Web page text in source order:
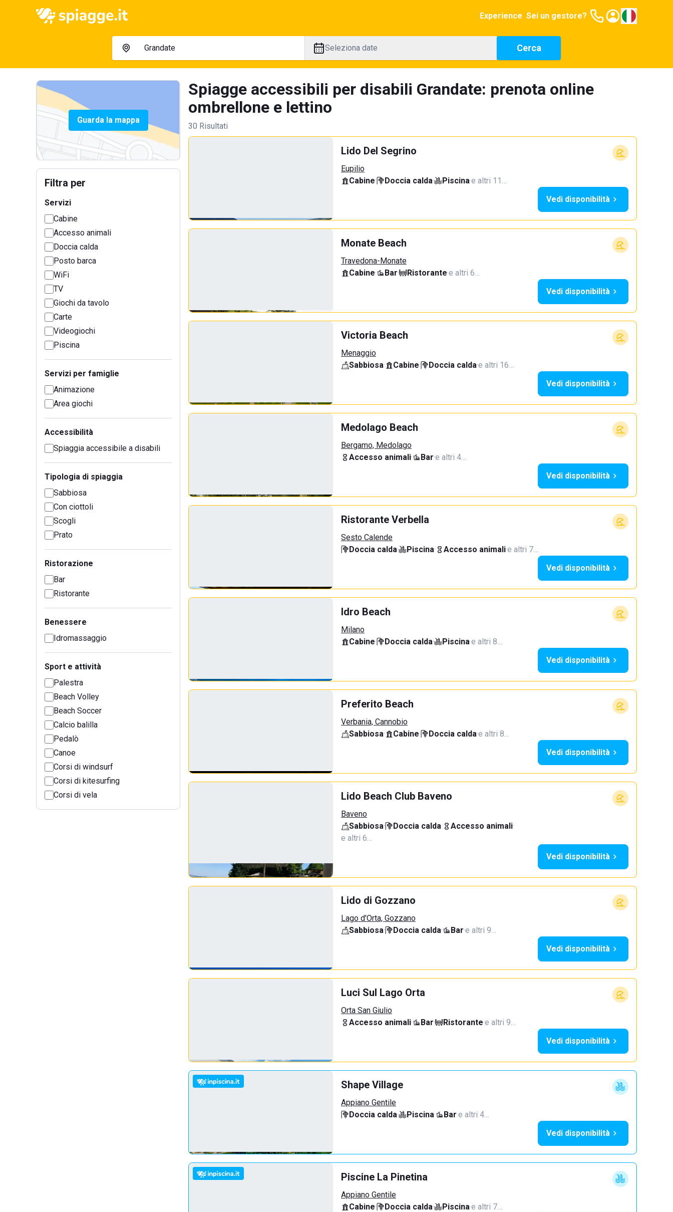
Experience Sei un gestore?
Seleziona date Cerca
Guarda la mappa
Filtra per
Servizi
Cabine
Accesso animali
Doccia calda
Posto barca
WiFi
TV
Giochi da tavolo
Carte
Videogiochi
Piscina
Servizi per famiglie
Animazione
Area giochi
Accessibilità
Spiaggia accessibile a disabili
Tipologia di spiaggia
Sabbiosa
Con ciottoli
Scogli
Prato
Ristorazione
Bar
Ristorante
Benessere
Idromassaggio
Sport e attività
Palestra
Beach Volley
Beach Soccer
Calcio balilla
Pedalò
Canoe
Corsi di windsurf
Corsi di kitesurfing
Corsi di vela
Spiagge accessibili per disabili Grandate: prenota online
ombrellone e lettino
30 Risultati
Lido Del Segrino
Eupilio
Cabine· Doccia calda· Piscina·e altri 11…
Vedi disponibilità
Monate Beach
Travedona-Monate
Cabine· Bar· Ristorante·e altri 6…
Vedi disponibilità
Victoria Beach
Menaggio
Sabbiosa· Cabine· Doccia calda·e altri 16…
Vedi disponibilità
Medolago Beach
Bergamo, Medolago
Accesso animali· Bar·e altri 4…
Vedi disponibilità
Ristorante Verbella
Sesto Calende
Doccia calda· Piscina· Accesso animali·e altri 7…
Vedi disponibilità
Idro Beach
Milano
Cabine· Doccia calda· Piscina·e altri 8…
Vedi disponibilità
Preferito Beach
Verbania, Cannobio
Sabbiosa· Cabine· Doccia calda·e altri 8…
Vedi disponibilità
Lido Beach Club Baveno
Baveno
Sabbiosa· Doccia calda· Accesso animali·
e altri 6…
Vedi disponibilità
Lido di Gozzano
Lago d'Orta, Gozzano
Sabbiosa· Doccia calda· Bar·e altri 9…
Vedi disponibilità
Luci Sul Lago Orta
Orta San Giulio
Accesso animali· Bar· Ristorante·e altri 9…
Vedi disponibilità
Shape Village
Appiano Gentile
Doccia calda· Piscina· Bar·e altri 4…
Vedi disponibilità
Piscine La Pinetina
Appiano Gentile
Cabine· Doccia calda· Piscina·e altri 7…